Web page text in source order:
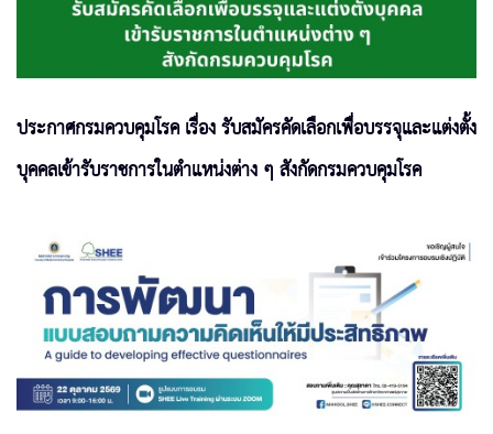
ประกาศกรมควบคุมโรค เรื่อง รับสมัครคัดเลือกเพื่อบรรจุและแต่งตั้ง
บุคคลเข้ารับราชการในตำแหน่งต่าง ๆ สังกัดกรมควบคุมโรค